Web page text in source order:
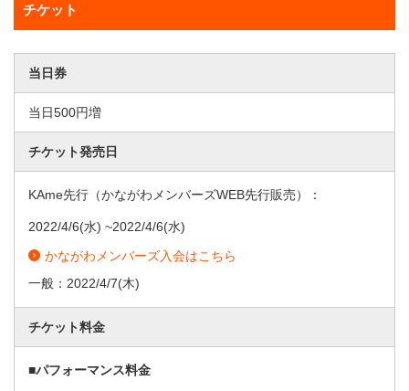
チケット
当日券
当日500円増
チケット発売日
KAme先行（かながわメンバーズWEB先行販売）：
2022/4/6(水) ~2022/4/6(水)
かながわメンバーズ入会はこちら
一般： 2022/4/7(木)
チケット料金
■パフォーマンス料金